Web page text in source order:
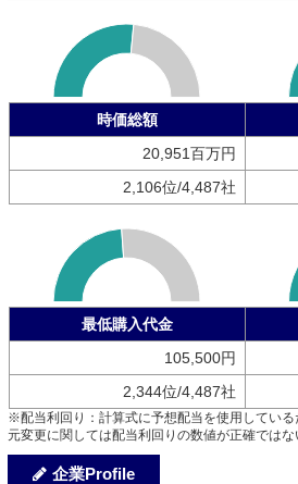
時価総額
20,951百万円
2,106位/4,487社
最低購入代金
105,500円
2,344位/4,487社
※配当利回り：計算式に予想配当を使用してい
元変更に関しては配当利回りの数値が正確ではな
企業Profile